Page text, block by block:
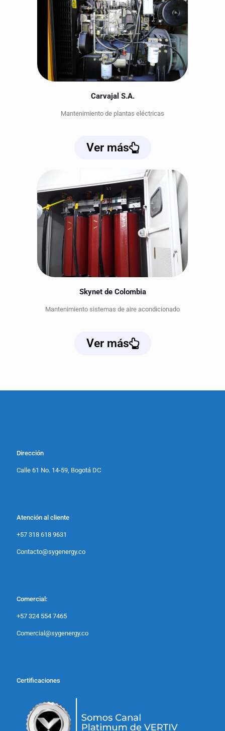
Carvajal S.A.
Mantenimiento de plantas eléctricas
Ver más
Skynet de Colombia
Mantenimiento sistemas de aire acondicionado
Ver más
Dirección
Calle 61 No. 14-59, Bogotá DC
Atención al cliente
+57 318 618 9631
Contacto@sygenergy.co
Comercial:
+57 324 554 7465
Comercial@sygenergy.co
Certificaciones